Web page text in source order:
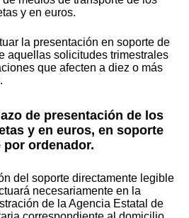
y en euros.
la presentación en soporte de
aquellas solicitudes trimestrales
que afecten a diez o más
de presentación de los
y en euros, en soporte
ordenador.
del soporte directamente legible
necesariamente en la
de la Agencia Estatal de